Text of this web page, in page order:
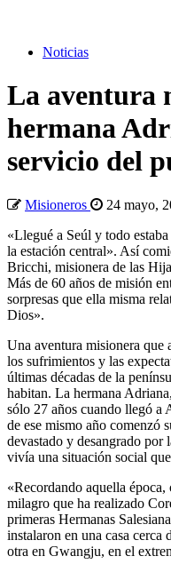
Noticias
La aventura
hermana
servicio del
Misioneros
24 mayo,
«Llegué a Seúl y todo
la estación central». Así
Bricchi, misionera de las
Más de 60 años de misión
sorpresas que ella misma
Dios».
Una aventura misionera que
los sufrimientos y las
últimas décadas de la
habitan. La hermana
sólo 27 años cuando llegó a
de ese mismo año comenzó
devastado y desangrado
vivía una situación social
«Recordando aquella
milagro que ha realizado
primeras Hermanas
instalaron en una casa
otra en Gwangju, en el